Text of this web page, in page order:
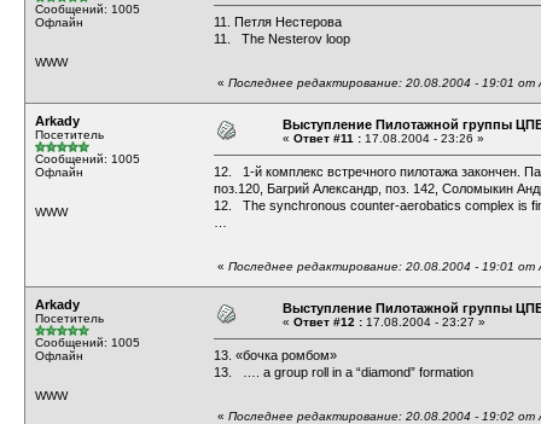
Сообщений: 1005
Офлайн
WWW
11. Петля Нестерова
11. The Nesterov loop
« Последнее редактирование: 20.08.2004 - 19:01 от
Arkady
Посетитель
Сообщений: 1005
Офлайн
WWW
Выступление Пилотажной группы
« Ответ #11 : 17.08.2004 - 23:26 »
12. 1-й комплекс встречного пилотажа закончен.
поз.120, Багрий Александр, поз. 142, Соломыкин
12. The synchronous counter-aerobatics complex is
« Последнее редактирование: 20.08.2004 - 19:01 от
Arkady
Посетитель
Сообщений: 1005
Офлайн
WWW
Выступление Пилотажной группы
« Ответ #12 : 17.08.2004 - 23:27 »
13. «бочка ромбом»
13. …. a group roll in a “diamond” formation
« Последнее редактирование: 20.08.2004 - 19:02 от